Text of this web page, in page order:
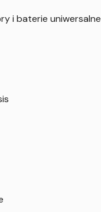
i baterie uniwersalne